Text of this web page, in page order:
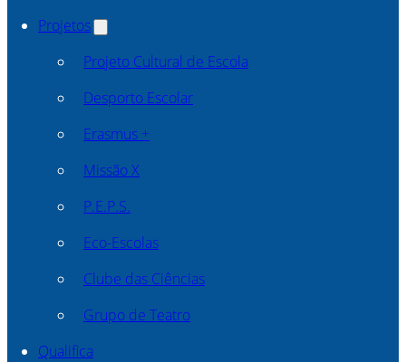
Projetos
Projeto Cultural de Escola
Desporto Escolar
Erasmus +
Missão X
P.E.P.S.
Eco-Escolas
Clube das Ciências
Grupo de Teatro
Qualifica